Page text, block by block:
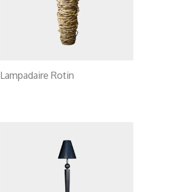
Lampadaire Rotin